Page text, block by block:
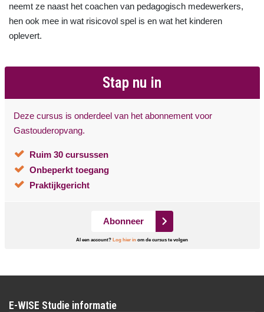
neemt ze naast het coachen van pedagogisch medewerkers,
hen ook mee in wat risicovol spel is en wat het kinderen
oplevert.
Stap nu in
Deze cursus is onderdeel van het abonnement voor
Gastouderopvang.
Ruim 30 cursussen
Onbeperkt toegang
Praktijkgericht
Abonneer
Al een account? Log hier in om de cursus te volgen
E-WISE Studie informatie